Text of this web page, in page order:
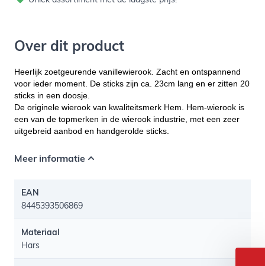
Over dit product
Heerlijk zoetgeurende vanillewierook. Zacht en ontspannend
voor ieder moment. De sticks zijn ca. 23cm lang en er zitten 20
sticks in een doosje.
De originele wierook van kwaliteitsmerk Hem. Hem-wierook is
een van de topmerken in de wierook industrie, met een zeer
uitgebreid aanbod en handgerolde sticks.
Meer informatie
EAN
8445393506869
Materiaal
Hars